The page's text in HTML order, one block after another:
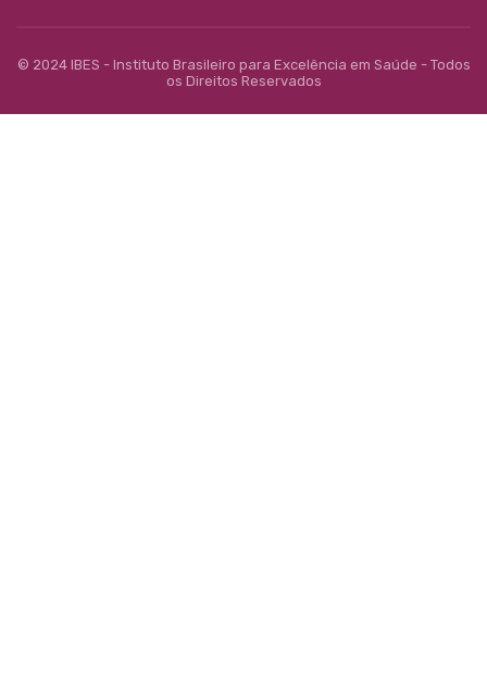
© 2024 IBES - Instituto Brasileiro para Excelência em Saúde - Todos
os Direitos Reservados